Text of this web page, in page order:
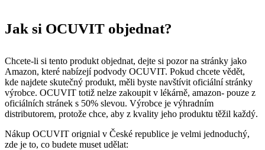
Jak si OCUVIT objednat?
Chcete-li si tento produkt objednat, dejte si pozor na stránky jako
Amazon, které nabízejí podvody OCUVIT. Pokud chcete vědět,
kde najdete skutečný produkt, měli byste navštívit oficiální stránky
výrobce. OCUVIT totiž nelze zakoupit v lékárně, amazon- pouze z
oficiálních stránek s 50% slevou. Výrobce je výhradním
distributorem, protože chce, aby z kvality jeho produktu těžil každý.
Nákup OCUVIT orignial v České republice je velmi jednoduchý,
zde je to, co budete muset udělat: